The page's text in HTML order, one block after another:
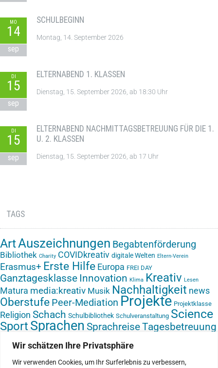
Wir schätzen Ihre Privatsphäre
Wir verwenden Cookies, um Ihr Surferlebnis zu verbessern,
MO
14
sep
SCHULBEGINN
Montag, 14. September 2026
DI
15
sep
ELTERNABEND 1. KLASSEN
Dienstag, 15. September 2026, ab 18:30 Uhr
DI
15
sep
ELTERNABEND NACHMITTAGSBETREUUNG FÜR DIE 1.
U. 2. KLASSEN
Dienstag, 15. September 2026, ab 17 Uhr
TAGS
ArtAuszeichnungen Begabtenförderung
Bibliothek Charity COVIDkreativ digitale Welten Eltern-Verein
Erasmus+ Erste Hilfe Europa FREI DAY
Ganztagesklasse Innovation Klima Kreativ Lesen
Matura media:kreativ Musik Nachhaltigkeit news
Oberstufe Peer-Mediation Projekte Projektklasse
Religion Schach Schulbibliothek Schulveranstaltung Science
Sport Sprachen SprachreiseTagesbetreuung
Werken Zukunft gestalten